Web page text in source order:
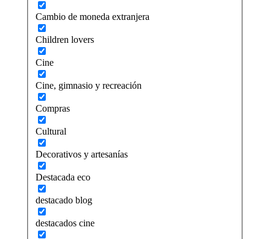
Cambio de moneda extranjera
Children lovers
Cine
Cine, gimnasio y recreación
Compras
Cultural
Decorativos y artesanías
Destacada eco
destacado blog
destacados cine